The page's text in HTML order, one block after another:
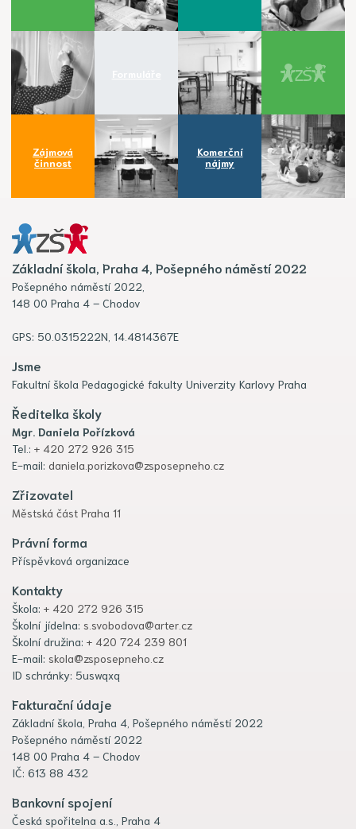
Zájmová
činnost
Komerční
nájmy
Základní škola, Praha 4, Pošepného náměstí 2022
Pošepného náměstí 2022,
148 00 Praha 4 – Chodov
GPS: 50.0315222N, 14.4814367E
Jsme
Fakultní škola Pedagogické fakulty Univerzity Karlovy Praha
Ředitelka školy
Mgr. Daniela Pořízková
Tel.: + 420 272 926 315
E-mail: daniela.porizkova@zsposepneho.cz
Zřizovatel
Městská část Praha 11
Právní forma
Příspěvková organizace
Kontakty
Škola: + 420 272 926 315
Školní jídelna: s.svobodova@arter.cz
Školní družina: + 420 724 239 801
E-mail: skola@zsposepneho.cz
ID schránky: 5uswqxq
Fakturační údaje
Základní škola, Praha 4, Pošepného náměstí 2022
Pošepného náměstí 2022
148 00 Praha 4 – Chodov
IČ: 613 88 432
Bankovní spojení
Česká spořitelna a.s., Praha 4